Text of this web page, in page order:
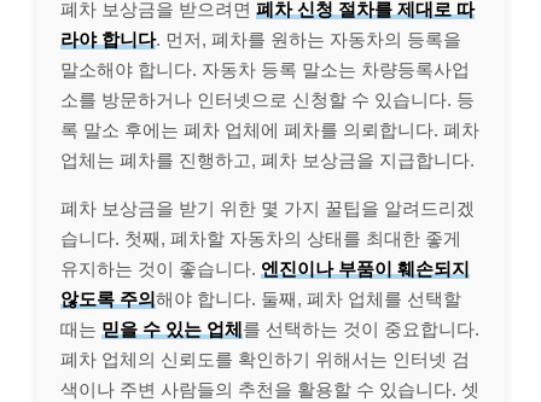
폐차 보상금을 받으려면 폐차 신청 절차를 제대로 따
라야 합니다. 먼저, 폐차를 원하는 자동차의 등록을
말소해야 합니다. 자동차 등록 말소는 차량등록사업
소를 방문하거나 인터넷으로 신청할 수 있습니다. 등
록 말소 후에는 폐차 업체에 폐차를 의뢰합니다. 폐차
업체는 폐차를 진행하고, 폐차 보상금을 지급합니다.
폐차 보상금을 받기 위한 몇 가지 꿀팁을 알려드리겠
습니다. 첫째, 폐차할 자동차의 상태를 최대한 좋게
유지하는 것이 좋습니다. 엔진이나 부품이 훼손되지
않도록 주의해야 합니다. 둘째, 폐차 업체를 선택할
때는 믿을 수 있는 업체를 선택하는 것이 중요합니다.
폐차 업체의 신뢰도를 확인하기 위해서는 인터넷 검
색이나 주변 사람들의 추천을 활용할 수 있습니다. 셋